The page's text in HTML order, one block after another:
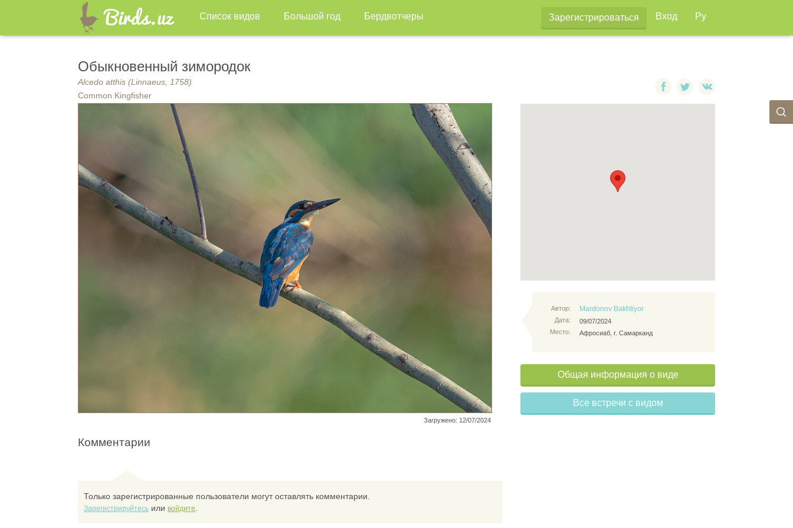
Список видов Большой год Бердвотчеры Зарегистрироваться Вход Ру
Обыкновенный зимородок
Alcedo atthis (Linnaeus, 1758)
Common Kingfisher
Загружено: 12/07/2024
Автор:
Дата:
Место:
Mardonov Bakhtiyor
09/07/2024
Афросиаб, г. Самарканд
Общая информация о виде
Все встречи с видом
Комментарии
Только зарегистрированные пользователи могут оставлять комментарии.
Зарегистрируйтесь или войдите